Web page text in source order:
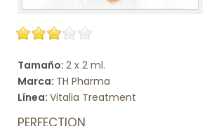
Tamaño: 2 x 2 ml.
Marca: TH Pharma
Línea: Vitalia Treatment
PERFECTION